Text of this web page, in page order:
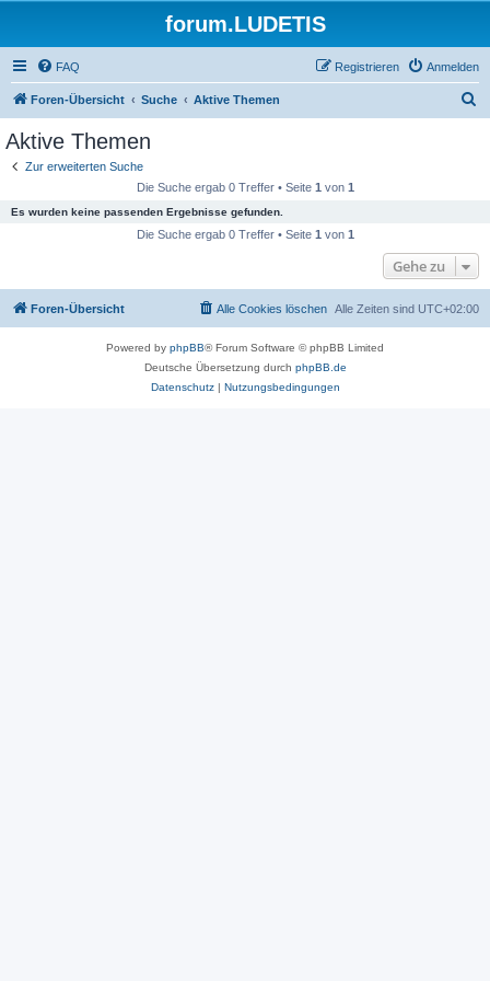
forum.LUDETIS
FAQ Anmelden
Registrieren
Foren-Übersicht Suche Aktive Themen
Aktive Themen
Zur erweiterten Suche
Die Suche ergab 0 Treffer • Seite 1 von 1
Es wurden keine passenden Ergebnisse gefunden.
Die Suche ergab 0 Treffer • Seite 1 von 1
Gehe zu
Foren-Übersicht Alle Zeiten sind UTC+02:00
Alle Cookies löschen
Powered by phpBB® Forum Software © phpBB Limited
Deutsche Übersetzung durch phpBB.de
Datenschutz| Nutzungsbedingungen